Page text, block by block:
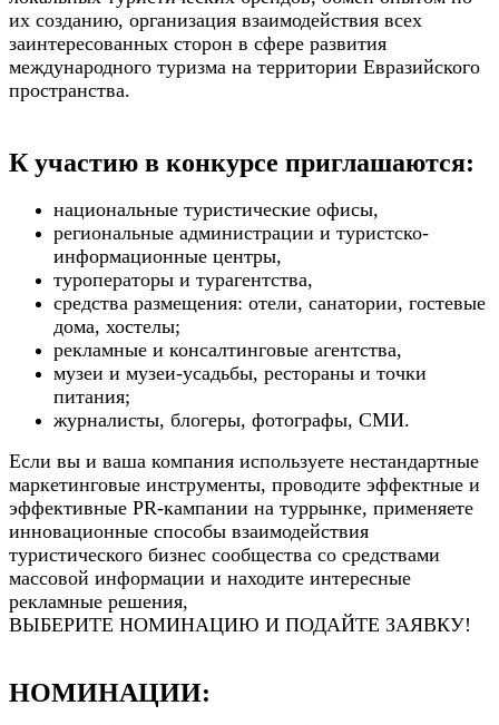
их созданию, организация взаимодействия всех
заинтересованных сторон в сфере развития
международного туризма на территории Евразийского
пространства.
К участию в конкурсе приглашаются:
национальные туристические офисы,
региональные администрации и туристско-
информационные центры,
туроператоры и турагентства,
средства размещения: отели, санатории, гостевые
дома, хостелы;
рекламные и консалтинговые агентства,
музеи и музеи-усадьбы, рестораны и точки
питания;
журналисты, блогеры, фотографы, СМИ.
Если вы и ваша компания используете нестандартные
маркетинговые инструменты, проводите эффектные и
эффективные PR-кампании на туррынке, применяете
инновационные способы взаимодействия
туристического бизнес сообщества со средствами
массовой информации и находите интересные
рекламные решения,
ВЫБЕРИТЕ НОМИНАЦИЮ И ПОДАЙТЕ ЗАЯВКУ!
НОМИНАЦИИ: